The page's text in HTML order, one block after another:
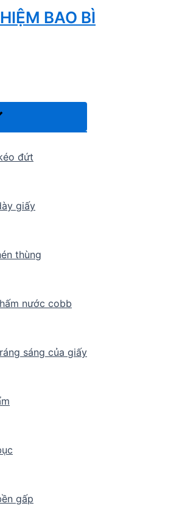
BAO BÌ
đứt
giấy
thùng
nước cobb
sáng của giấy
gấp